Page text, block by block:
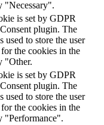
"Necessary".
is set by GDPR
plugin. The
used to store the user
the cookies in the
"Other.
is set by GDPR
plugin. The
used to store the user
the cookies in the
"Performance".